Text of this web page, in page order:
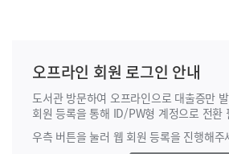
오프라인 회원 로그인 안내
도서관 방문하여 오프라인으로 대출증만
회원 등록을 통해 ID/PW형 계정으로 전환
우측 버튼을 눌러 웹 회원 등록을 진행해주